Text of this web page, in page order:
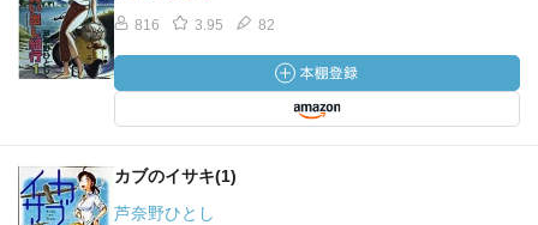
816 3.95 82
カブのイサキ(1)
芦奈野ひとし